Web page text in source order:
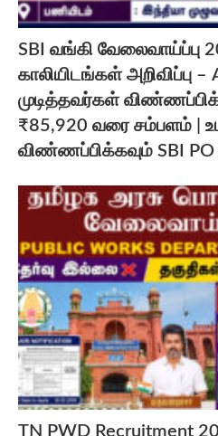
SBI வங்கி வேலைவாய்ப்பு
காலியிடங்கள் அறிவிப்பு –
முடித்தவர்கள்
₹85,920 வரை சம்பளம் |
விண்ணப்பிக்கவும் SBI PO
TN PWD Recruitment